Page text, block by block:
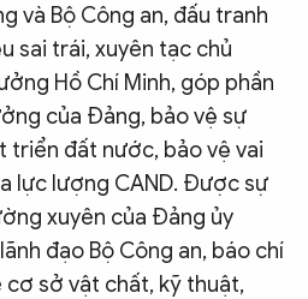
và Bộ Công an, đấu tranh
sai trái, xuyên tạc chủ
Hồ Chí Minh, góp phần
của Đảng, bảo vệ sự
triển đất nước, bảo vệ vai
lực lượng CAND. Được sự
xuyên của Đảng ủy
đạo Bộ Công an, báo chí
cơ sở vật chất, kỹ thuật,